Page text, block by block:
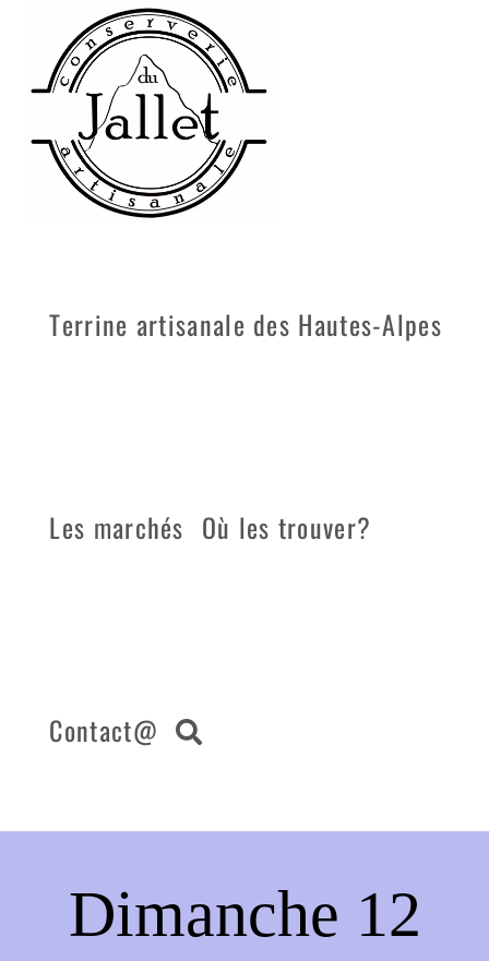
Terrine artisanale des Hautes-Alpes
Les marchés Où les trouver?
Contact@
Dimanche 12